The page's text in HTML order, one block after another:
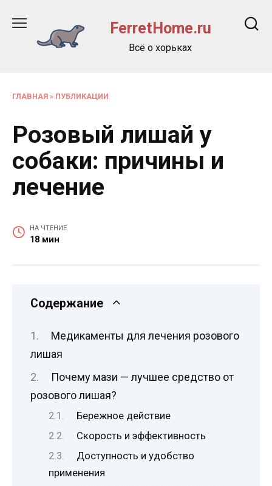
содержанию
FerretHome.ru
Всё о хорьках
ГЛАВНАЯ » ПУБЛИКАЦИИ
Розовый лишай у
собаки: причины и
лечение
НА ЧТЕНИЕ
18 мин
Содержание
Медикаменты для лечения розового
лишая
Почему мази — лучшее средство от
розового лишая?
Бережное действие
Скорость и эффективность
Доступность и удобство
применения